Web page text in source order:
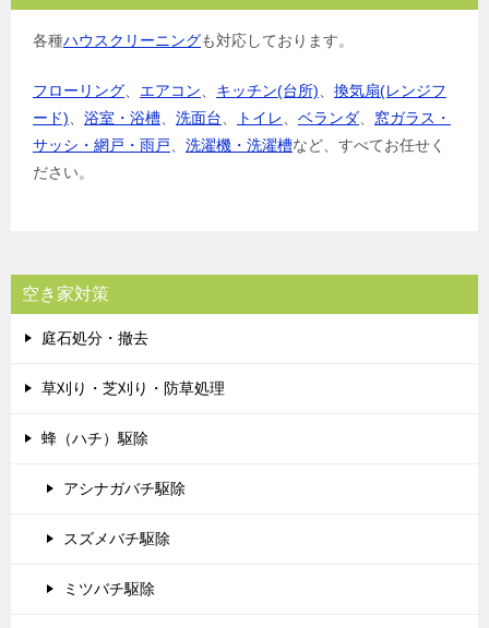
各種ハウスクリーニングも対応しております。
フローリング エアコン キッチン(台所)
換気扇(レンジフ
ード)
浴室・浴槽 洗面台 トイレ ベランダ
窓ガラス・
サッシ・網戸・雨戸
洗濯機・洗濯槽など、すべてお任せく
ださい。
空き家対策
庭石処分・撤去
草刈り・芝刈り・防草処理
蜂（ハチ）駆除
アシナガバチ駆除
スズメバチ駆除
ミツバチ駆除